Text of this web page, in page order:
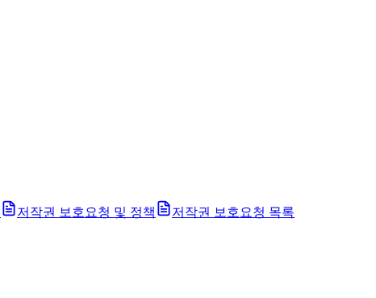
저작권 보호요청 및 정책 저작권 보호요청 목록